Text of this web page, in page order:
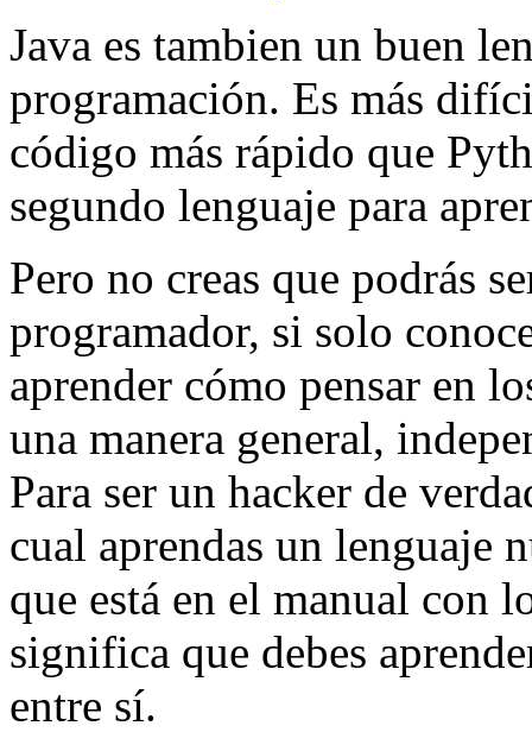
Java es tambien un buen
programación. Es más
código más rápido que
segundo lenguaje para
Pero no creas que podrás
programador, si solo
aprender cómo pensar en
una manera general,
Para ser un hacker de
cual aprendas un lenguaje
que está en el manual con
significa que debes
entre sí.